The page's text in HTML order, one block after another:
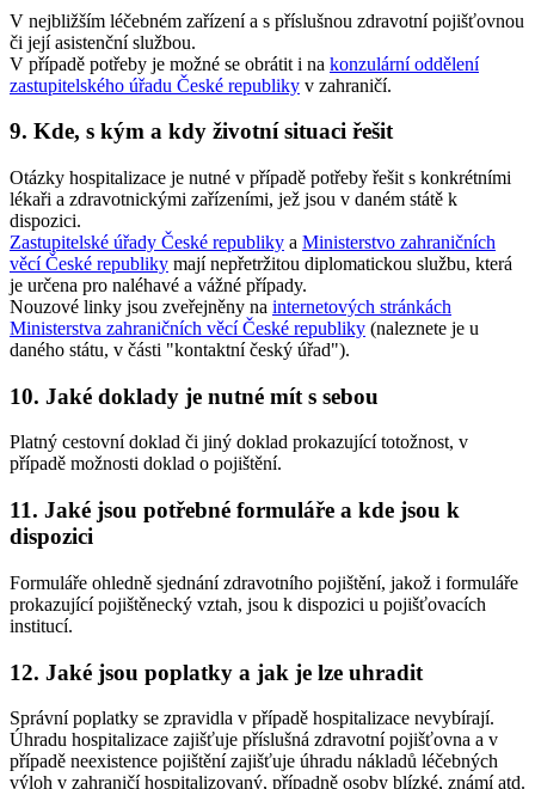
V nejbližším léčebném zařízení a s příslušnou zdravotní pojišťovnou
či její asistenční službou.
V případě potřeby je možné se obrátit i na konzulární oddělení
zastupitelského úřadu České republiky v zahraničí.
9. Kde, s kým a kdy životní situaci řešit
Otázky hospitalizace je nutné v případě potřeby řešit s konkrétními
lékaři a zdravotnickými zařízeními, jež jsou v daném státě k
dispozici.
Zastupitelské úřady České republiky a Ministerstvo zahraničních
věcí České republiky mají nepřetržitou diplomatickou službu, která
je určena pro naléhavé a vážné případy.
Nouzové linky jsou zveřejněny na internetových stránkách
Ministerstva zahraničních věcí České republiky (naleznete je u
daného státu, v části "kontaktní český úřad").
10. Jaké doklady je nutné mít s sebou
Platný cestovní doklad či jiný doklad prokazující totožnost, v
případě možnosti doklad o pojištění.
11. Jaké jsou potřebné formuláře a kde jsou k
dispozici
Formuláře ohledně sjednání zdravotního pojištění, jakož i formuláře
prokazující pojištěnecký vztah, jsou k dispozici u pojišťovacích
institucí.
12. Jaké jsou poplatky a jak je lze uhradit
Správní poplatky se zpravidla v případě hospitalizace nevybírají.
Úhradu hospitalizace zajišťuje příslušná zdravotní pojišťovna a v
případě neexistence pojištění zajišťuje úhradu nákladů léčebných
výloh v zahraničí hospitalizovaný, případně osoby blízké, známí atd.